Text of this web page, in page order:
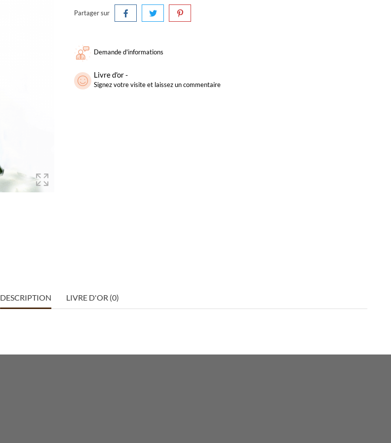
Partager sur
Demande d'informations
Livre d'or -
Signez votre visite et laissez un commentaire
DESCRIPTION LIVRE D'OR (0)